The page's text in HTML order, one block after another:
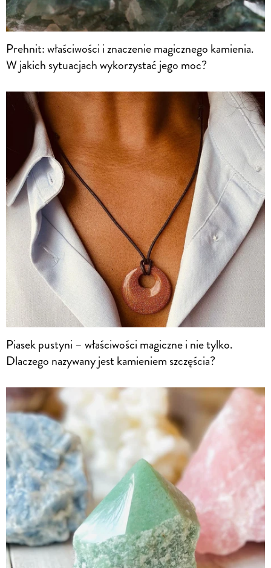
Prehnit: właściwości i znaczenie magicznego kamienia.
W jakich sytuacjach wykorzystać jego moc?
Piasek pustyni – właściwości magiczne i nie tylko.
Dlaczego nazywany jest kamieniem szczęścia?